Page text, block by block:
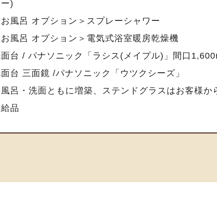
)
風呂 オプション＞スプレーシャワー
風呂 オプション＞電気式浴室暖房乾燥機
台 / パナソニック「ラシス(メイプル)」間口
台 三面鏡 /パナソニック「ウツクシーズ」
呂・洗面ともに増築、ステンドグラスはお客様か
品